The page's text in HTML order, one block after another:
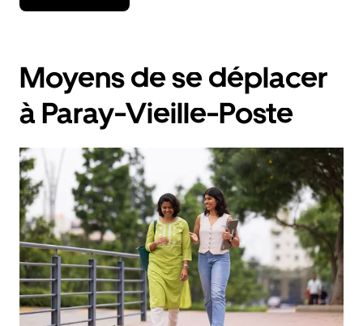
la
bas
pour
ouvrir
le
calendrier
sélectionner
une
date.
Appuyez
sur
la
touche
Échap
pour
fermer
le
calendrier.
Moyens de se déplacer
à Paray-Vieille-Poste